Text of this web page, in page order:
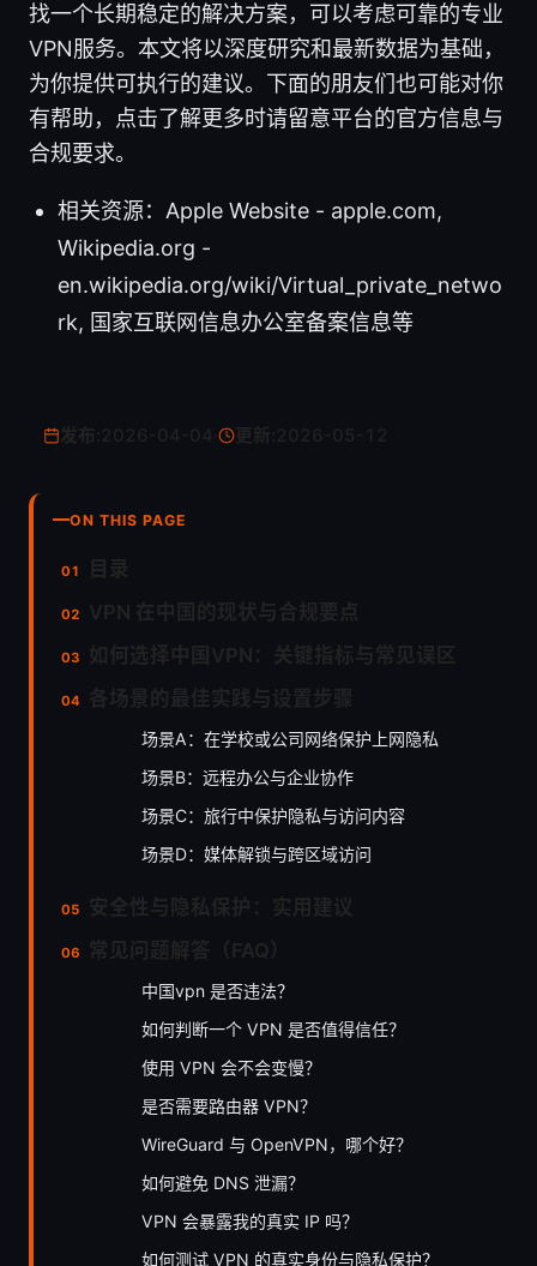
找一个长期稳定的解决方案，可以考虑可靠的专业
VPN服务。本文将以深度研究和最新数据为基础，
为你提供可执行的建议。下面的朋友们也可能对你
有帮助，点击了解更多时请留意平台的官方信息与
合规要求。
相关资源：Apple Website - apple.com,
Wikipedia.org -
en.wikipedia.org/wiki/Virtual_private_netwo
rk, 国家互联网信息办公室备案信息等
更新:
ON THIS PAGE
场景A：在学校或公司网络保护上网隐私
场景B：远程办公与企业协作
场景C：旅行中保护隐私与访问内容
场景D：媒体解锁与跨区域访问
中国vpn 是否违法？
如何判断一个 VPN 是否值得信任？
使用 VPN 会不会变慢？
是否需要路由器 VPN？
WireGuard 与 OpenVPN，哪个好？
如何避免 DNS 泄漏？
VPN 会暴露我的真实 IP 吗？
如何测试 VPN 的真实身份与隐私保护？